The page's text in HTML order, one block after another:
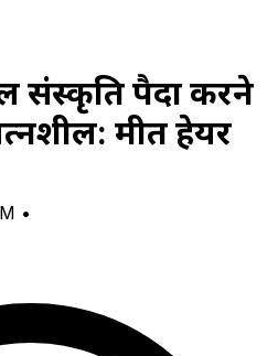
संस्कृति पैदा करने
मीत हेयर
•